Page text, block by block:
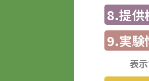
8.提供
9.実験
表